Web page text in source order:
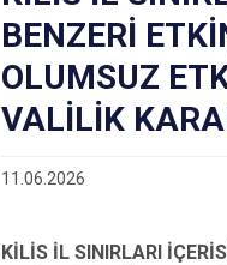
BENZERİ
OLUMSUZ
VALİLİK
11.06.2026
KİLİS İL SINIRLARI